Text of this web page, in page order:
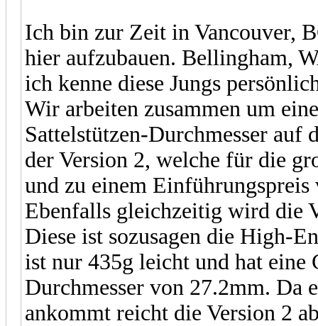
Ich bin zur Zeit in Vancouver,
hier aufzubauen. Bellingham,
ich kenne diese Jungs
Wir arbeiten zusammen um
Sattelstützen-Durchmesser auf
der Version 2, welche für die
und zu einem
Ebenfalls gleichzeitig wird die
Diese ist sozusagen die High-
ist nur 435g leicht und hat eine
Durchmesser von 27.2mm. Da
ankommt reicht die Version 2